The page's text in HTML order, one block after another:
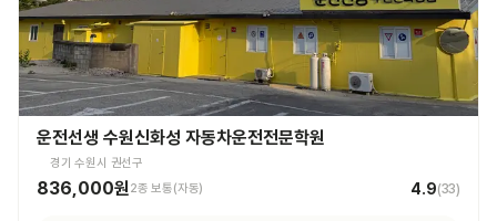
운전선생 수원신화성 자동차운전전문학원
경기 수원시 권선구
836,000원2종 보통(자동) 4.9(33)